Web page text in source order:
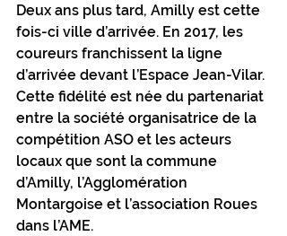
Deux ans plus tard, Amilly est cette
fois-ci ville d’arrivée. En 2017, les
coureurs franchissent la ligne
d’arrivée devant l’Espace Jean-Vilar.
Cette fidélité est née du partenariat
entre la société organisatrice de la
compétition ASO et les acteurs
locaux que sont la commune
d’Amilly, l’Agglomération
Montargoise et l’association Roues
dans l’AME.